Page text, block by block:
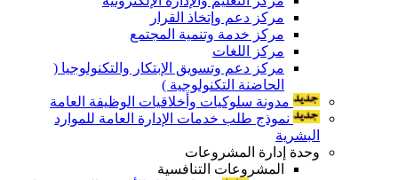
مركز دعم وإتخاذ القرار
مركز خدمة وتنمية المجتمع
مركز اللغات
مركز دعم وتسويق الإبتكار والتكنولوجيا (
الحاضنة التكنولوجية )
مدونة سلوكيات وأخلاقيات الوظيفة العامة
نموذج طلب خدمات الإدارة العامة للموارد
البشرية
وحدة إدارة المشروعات
المشروعات التنافسية